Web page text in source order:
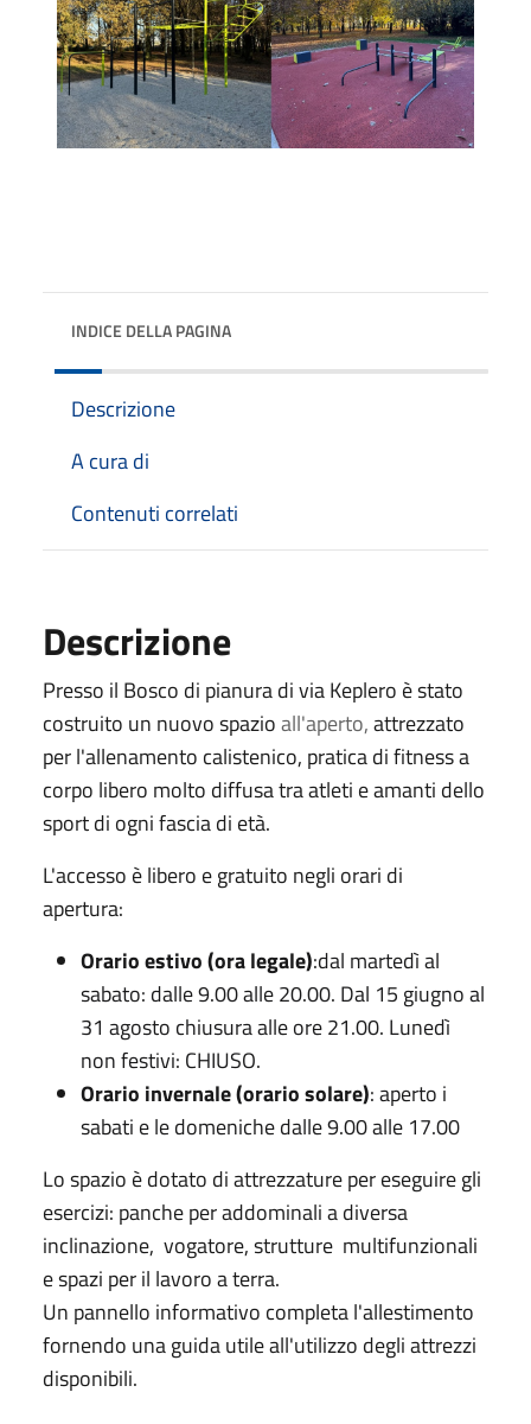
INDICE DELLA PAGINA
Descrizione
A cura di
Contenuti correlati
Descrizione
Presso il Bosco di pianura di via Keplero è stato
costruito un nuovo spazioall'aperto,attrezzato
per l'allenamento calistenico, pratica di fitness a
corpo libero molto diffusa tra atleti e amanti dello
sport di ogni fascia di età.
L'accesso è libero e gratuito negli orari di
apertura:
Orario estivo (ora legale):dal martedì al
sabato: dalle 9.00 alle 20.00. Dal 15 giugno al
31 agosto chiusura alle ore 21.00. Lunedì
non festivi: CHIUSO.
Orario invernale (orario solare): aperto i
sabati e le domeniche dalle 9.00 alle 17.00
Lo spazio è dotato di attrezzature per eseguire gli
esercizi: panche per addominali a diversa
inclinazione, vogatore, strutture multifunzionali
e spazi per il lavoro a terra.
Un pannello informativo completa l'allestimento
fornendo una guida utile all'utilizzo degli attrezzi
disponibili.